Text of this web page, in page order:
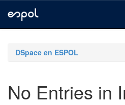
navigationDSpace en ESPOL
No Entries in